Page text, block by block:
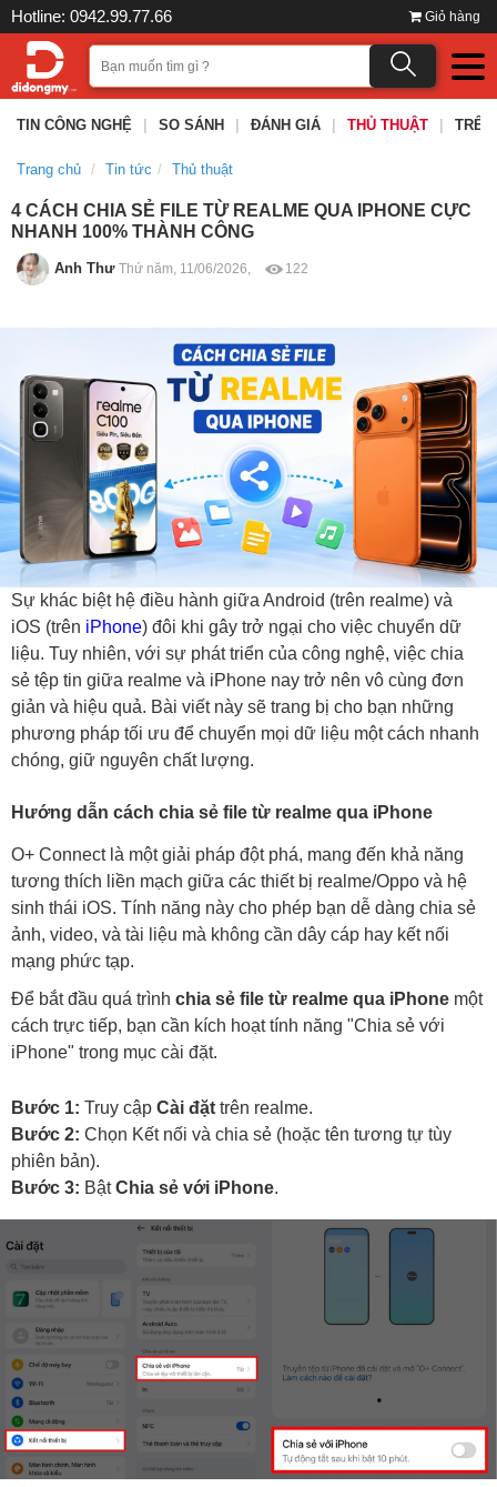
Hotline: 0942.99.77.66 Giỏ hàng
TIN CÔNG NGHỆ SO SÁNH ĐÁNH GIÁ THỦ THUẬT TRÊN
Trang chủ Tin tức Thủ thuật
4 CÁCH CHIA SẺ FILE TỪ REALME QUA IPHONE CỰC
NHANH 100% THÀNH CÔNG
Anh Thư Thứ năm, 11/06/2026, 122
Sự khác biệt hệ điều hành giữa Android (trên realme) và
iOS (trên iPhone) đôi khi gây trở ngại cho việc chuyển dữ
liệu. Tuy nhiên, với sự phát triển của công nghệ, việc chia
sẻ tệp tin giữa realme và iPhone nay trở nên vô cùng đơn
giản và hiệu quả. Bài viết này sẽ trang bị cho bạn những
phương pháp tối ưu để chuyển mọi dữ liệu một cách nhanh
chóng, giữ nguyên chất lượng.
Hướng dẫn cách chia sẻ file từ realme qua iPhone
O+ Connect là một giải pháp đột phá, mang đến khả năng
tương thích liền mạch giữa các thiết bị realme/Oppo và hệ
sinh thái iOS. Tính năng này cho phép bạn dễ dàng chia sẻ
ảnh, video, và tài liệu mà không cần dây cáp hay kết nối
mạng phức tạp.
Để bắt đầu quá trình chia sẻ file từ realme qua iPhone một
cách trực tiếp, bạn cần kích hoạt tính năng "Chia sẻ với
iPhone" trong mục cài đặt.
Bước 1: Truy cập Cài đặt trên realme.
Bước 2: Chọn Kết nối và chia sẻ (hoặc tên tương tự tùy
phiên bản).
Bước 3: BậtChia sẻ với iPhone.